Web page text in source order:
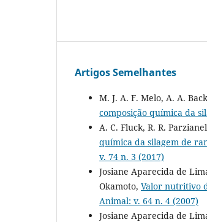
Artigos Semelhantes
M. J. A. F. Melo, A. A.
composição química da
A. C. Fluck, R. R.
química da silagem de
v. 74 n. 3 (2017)
Josiane Aparecida de
Okamoto, Valor nutritivo
Animal: v. 64 n. 4 (2007)
Josiane Aparecida de